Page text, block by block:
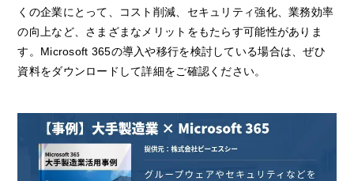
くの企業にとって、コスト削減、セキュリティ強化、業務効率
の向上など、さまざまなメリットをもたらす可能性がありま
す。Microsoft 365の導入や移行を検討している場合は、ぜひ
資料をダウンロードして詳細をご確認ください。